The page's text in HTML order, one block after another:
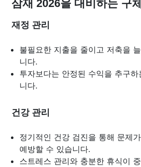
삼재 2026을 대비하는 구
재정 관리
불필요한 지출을 줄이고 저축을
니다.
투자보다는 안정된 수익을 추구
니다.
건강 관리
정기적인 건강 검진을 통해 문제
예방할 수 있습니다.
스트레스 관리와 충분한 휴식이